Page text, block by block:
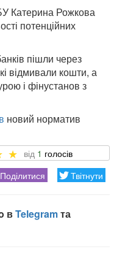
Катерина Рожкова
потенційних
пішли через
відмивали кошти, а
і фінустанов з
новий норматив
1